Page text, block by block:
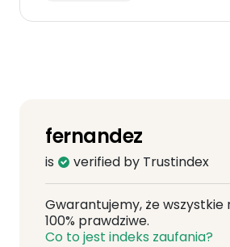
fernandez
is verified by Trustindex
Gwarantujemy, że wszystkie
100% prawdziwe.
Co to jest indeks zaufania?